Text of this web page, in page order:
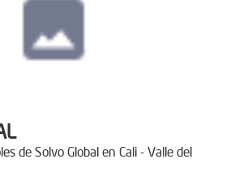
de Solvo Global en Cali - Valle del